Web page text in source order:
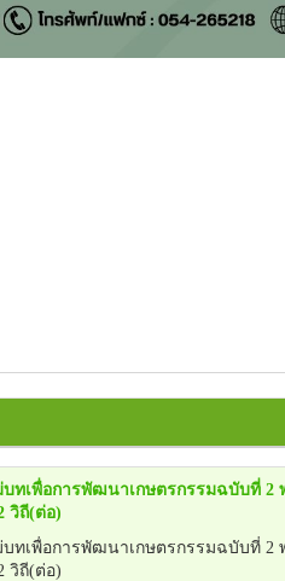
ทเพื่อการพัฒนาเกษตรกรรมฉบับที่ 2 พ
วิถี(ต่อ)
เพื่อการพัฒนาเกษตรกรรมฉบับที่ 2 พ
วิถี(ต่อ)